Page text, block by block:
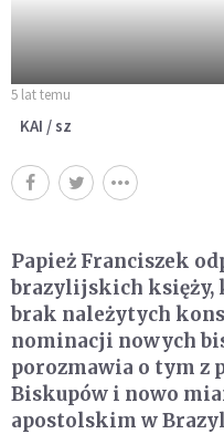
5 lat temu
KAI / sz
Papież Franciszek
brazylijskich księży,
brak należytych
nominacji nowych
porozmawia o tym z
Biskupów i nowo
apostolskim w